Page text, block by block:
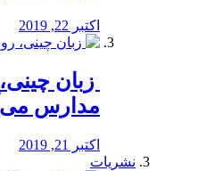
اکتبر 22, 2019
زبان
مدارس
اکتبر 21, 2019
نشریات